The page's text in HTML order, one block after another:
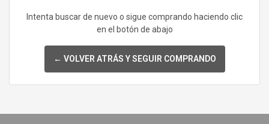
Intenta buscar de nuevo o sigue comprando haciendo clic
en el botón de abajo
← VOLVER ATRÁS Y SEGUIR COMPRANDO